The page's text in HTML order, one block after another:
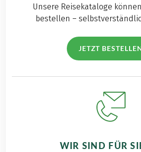
Unsere Reisekataloge
bestellen –
JETZT
WIR SIND FÜR